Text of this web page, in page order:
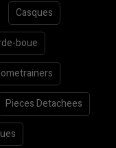
Casques
boue
Pieces Detachees